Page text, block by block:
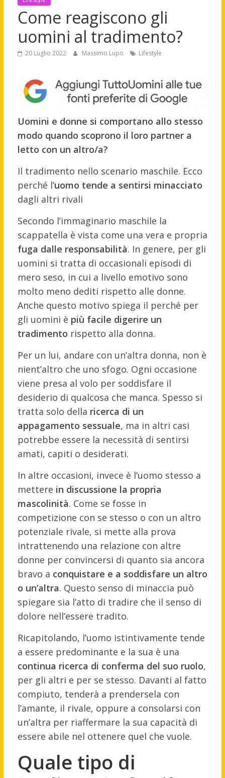
Come reagiscono gli
uomini al tradimento?
20 Luglio 2022 Massimo Lupo Lifestyle
Uomini e donne si comportano allo stesso
modo quando scoprono il loro partner a
letto con un altro/a?
Il tradimento nello scenario maschile. Ecco
perché l’uomo tende a sentirsi minacciato
dagli altri rivali
Secondo l’immaginario maschile la
scappatella è vista come una vera e propria
fuga dalle responsabilità. In genere, per gli
uomini si tratta di occasionali episodi di
mero seso, in cui a livello emotivo sono
molto meno dediti rispetto alle donne.
Anche questo motivo spiega il perché per
gli uomini è più facile digerire un
tradimento rispetto alla donna.
Per un lui, andare con un’altra donna, non è
nient’altro che uno sfogo. Ogni occasione
viene presa al volo per soddisfare il
desiderio di qualcosa che manca. Spesso si
tratta solo della ricerca di un
appagamento sessuale, ma in altri casi
potrebbe essere la necessità di sentirsi
amati, capiti o desiderati.
In altre occasioni, invece è l’uomo stesso a
mettere in discussione la propria
mascolinità. Come se fosse in
competizione con se stesso o con un altro
potenziale rivale, si mette alla prova
intrattenendo una relazione con altre
donne per convincersi di quanto sia ancora
bravo a conquistare e a soddisfare un altro
o un’altra. Questo senso di minaccia può
spiegare sia l’atto di tradire che il senso di
dolore nell’essere tradito.
Ricapitolando, l’uomo istintivamente tende
a essere predominante e la sua è una
continua ricerca di conferma del suo ruolo,
per gli altri e per se stesso. Davanti al fatto
compiuto, tenderà a prendersela con
l’amante, il rivale, oppure a consolarsi con
un’altra per riaffermare la sua capacità di
essere abile nel ottenere quel che vuole.
Quale tipo di